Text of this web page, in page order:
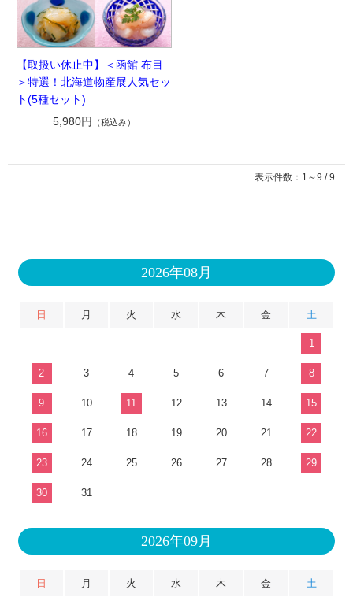
【取扱い休止中】＜函館 布目
＞特選！北海道物産展人気セッ
ト(5種セット)
5,980円
（税込み）
表示件数：1～9 / 9
2026年08月
日 月 火 水 木 金 土
1
2 3 4 5 6 7 8
9 10 11 12 13 14 15
16 17 18 19 20 21 22
23 24 25 26 27 28 29
30 31
2026年09月
日 月 火 水 木 金 土